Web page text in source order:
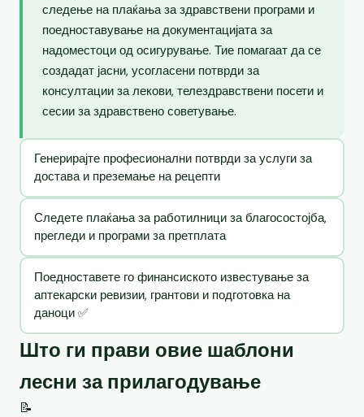
следење на плаќања за здравствени програми и
поедноставување на документацијата за
надоместоци од осигурување. Тие помагаат да се
создадат јасни, усогласени потврди за
консултации за лекови, телездравствени посети и
сесии за здравствено советување.
Генерирајте професионални потврди за услуги за
достава и преземање на рецепти
Следете плаќања за работилници за благосостојба,
прегледи и програми за претплата
Поедноставете го финансиското известување за
аптекарски ревизии, грантови и подготовка на
даноци ✅
Што ги прави овие шаблони
лесни за прилагодување
📝